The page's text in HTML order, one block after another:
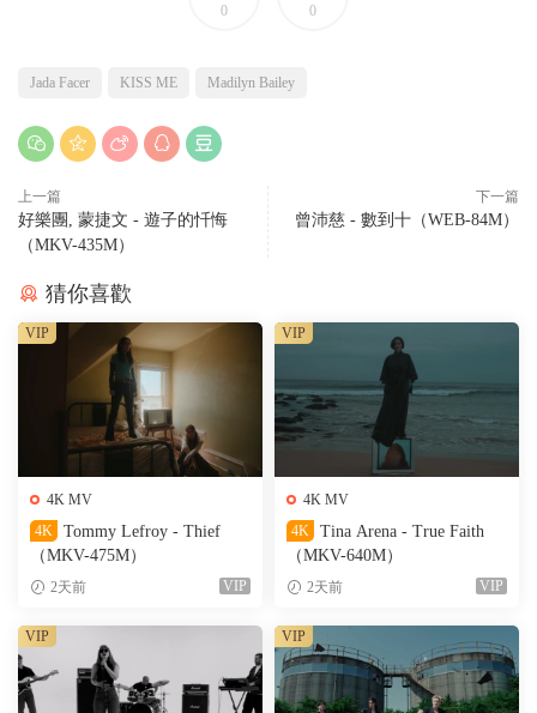
0 0
Jada Facer KISS ME Madilyn Bailey
上一篇
好樂團, 蒙捷文 - 遊子的忏悔
（MKV-435M）
下一篇
曾沛慈 - 數到十（WEB-84M）
猜你喜歡
4K MV
4K
Tommy Lefroy - Thief
（MKV-475M）
2天前 VIP
VIP
4K MV
4K
Tina Arena - True Faith
（MKV-640M）
2天前 VIP
VIP
VIP VIP